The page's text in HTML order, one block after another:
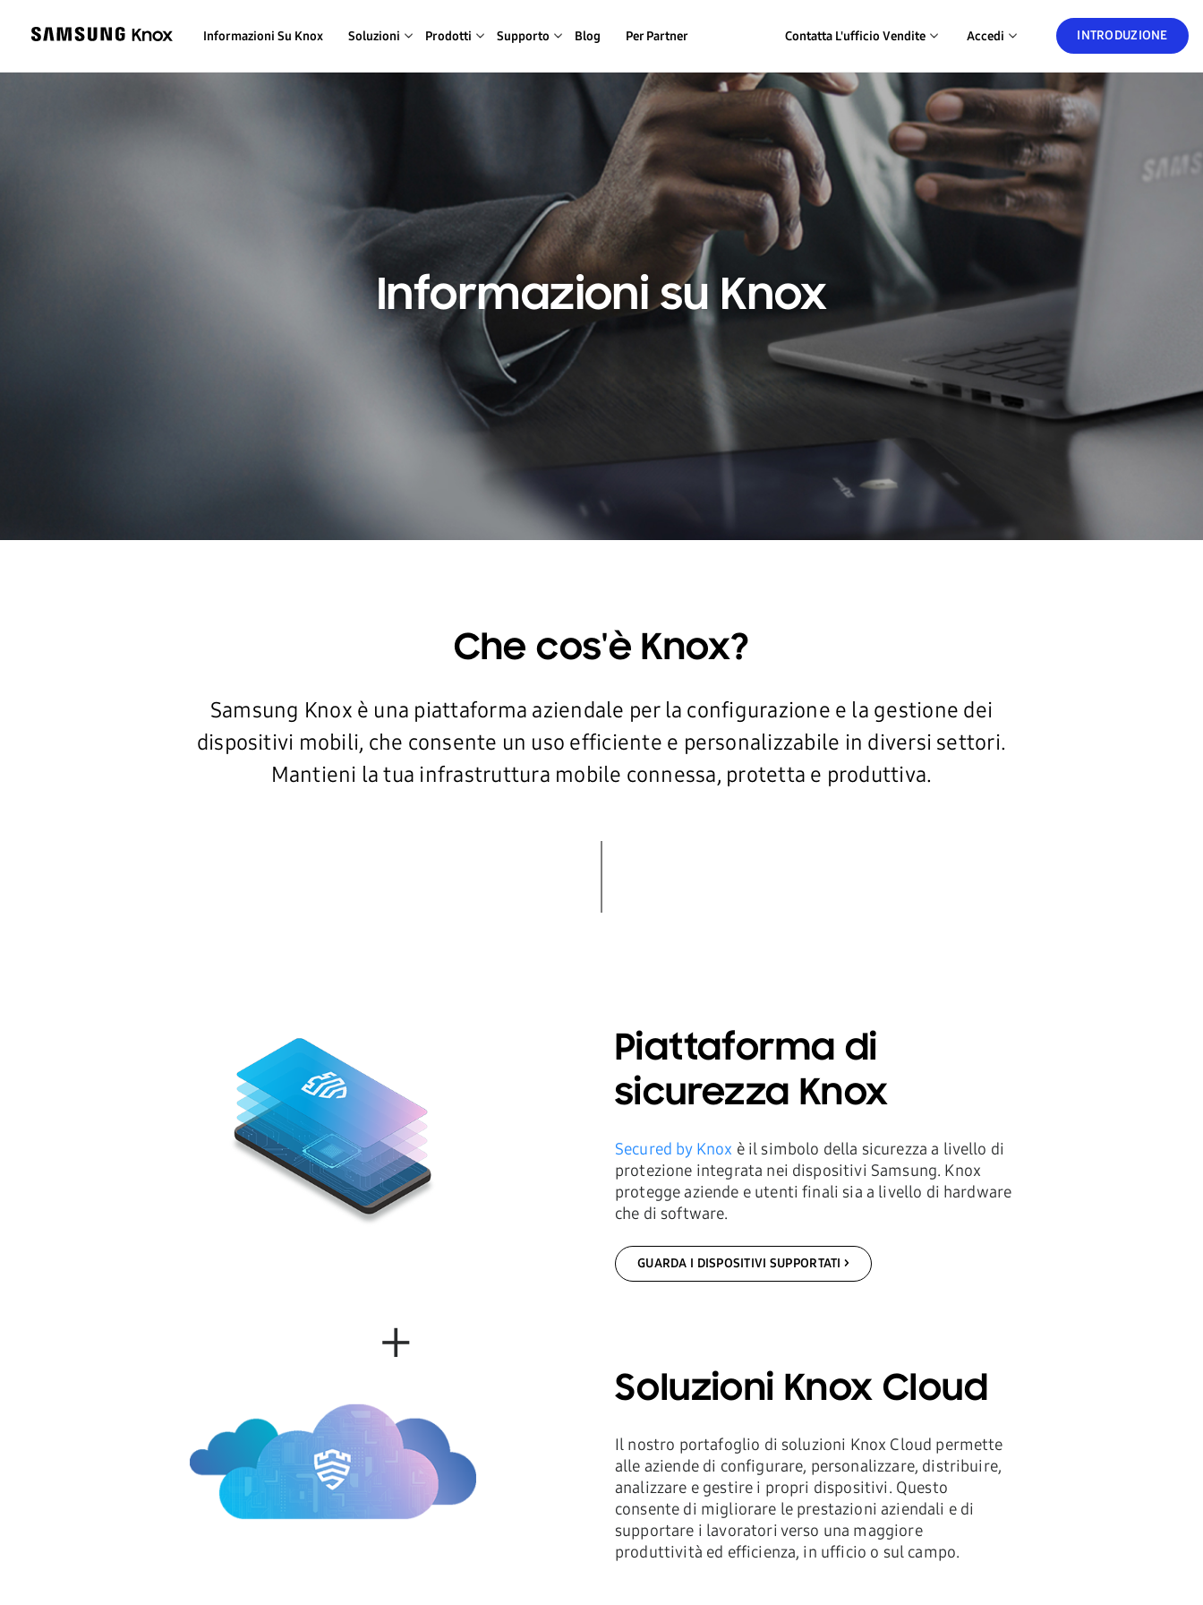
INTRODUZIONE
Informazioni Su Knox Soluzioni Prodotti Supporto Blog Per Partner Contatta L'ufficio Vendite Accedi
Informazioni su Knox
Che cos'è Knox?
Samsung Knox è una piattaforma aziendale per la configurazione e la gestione dei
dispositivi mobili, che consente un uso efficiente e personalizzabile in diversi settori.
Mantieni la tua infrastruttura mobile connessa, protetta e produttiva.
Piattaforma di
sicurezza Knox
Secured by Knox è il simbolo della sicurezza a livello di
protezione integrata nei dispositivi Samsung. Knox
protegge aziende e utenti finali sia a livello di hardware
che di software.
GUARDA I DISPOSITIVI SUPPORTATI
Soluzioni Knox Cloud
Il nostro portafoglio di soluzioni Knox Cloud permette
alle aziende di configurare, personalizzare, distribuire,
analizzare e gestire i propri dispositivi. Questo
consente di migliorare le prestazioni aziendali e di
supportare i lavoratori verso una maggiore
produttività ed efficienza, in ufficio o sul campo.